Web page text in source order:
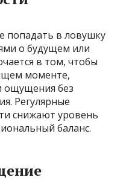
попадать в ловушку
о будущем или
в том, чтобы
моменте,
ощущения без
Регулярные
снижают уровень
баланс.